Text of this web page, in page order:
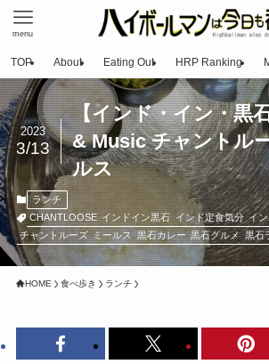
menu
TOP About Eating Out HRP Ranking
【インド・イン・黒
& Music チャントル
ルス
2023
3/13
ランチ
CHANTLOOSE インドイン黒石 インド定食気分 イ
チャントルーズ ミールス 黒石カレー 黒石グルメ 黒石
HOME 食べ歩き ランチ